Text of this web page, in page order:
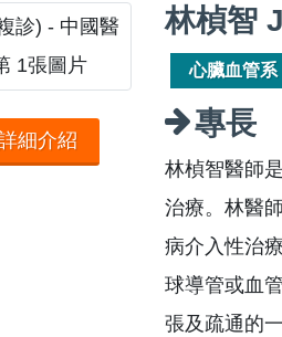
細介紹
林楨智
心臟血管系
專長
林楨智醫師
治療。林醫
病介入性治
球導管或血
張及疏通的